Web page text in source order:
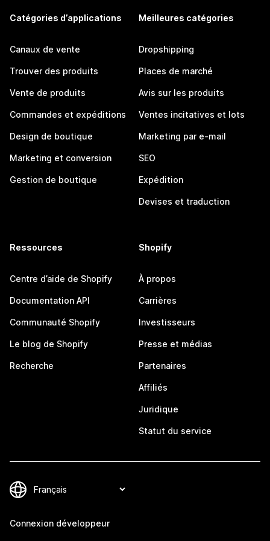
Catégories d’applications
Canaux de vente
Trouver des produits
Vente de produits
Commandes et expéditions
Design de boutique
Marketing et conversion
Gestion de boutique
Meilleures catégories
Dropshipping
Places de marché
Avis sur les produits
Ventes incitatives et lots
Marketing par e-mail
SEO
Expédition
Devises et traduction
Ressources
Centre d’aide de Shopify
Documentation API
Communauté Shopify
Le blog de Shopify
Recherche
Shopify
À propos
Carrières
Investisseurs
Presse et médias
Partenaires
Affiliés
Juridique
Statut du service
Connexion développeur